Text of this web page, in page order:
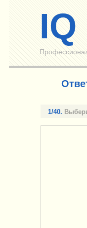
IQ
1/40.